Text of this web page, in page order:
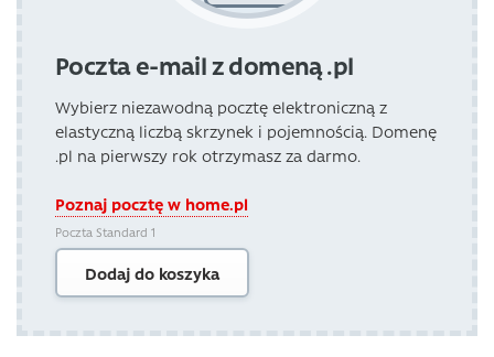
Poczta e-mail z domeną .pl
Wybierz niezawodną pocztę elektroniczną z
elastyczną liczbą skrzynek i pojemnością. Domenę
.pl na pierwszy rok otrzymasz za darmo.
Poznaj pocztę w home.pl
Poczta Standard 1
Dodaj do koszyka